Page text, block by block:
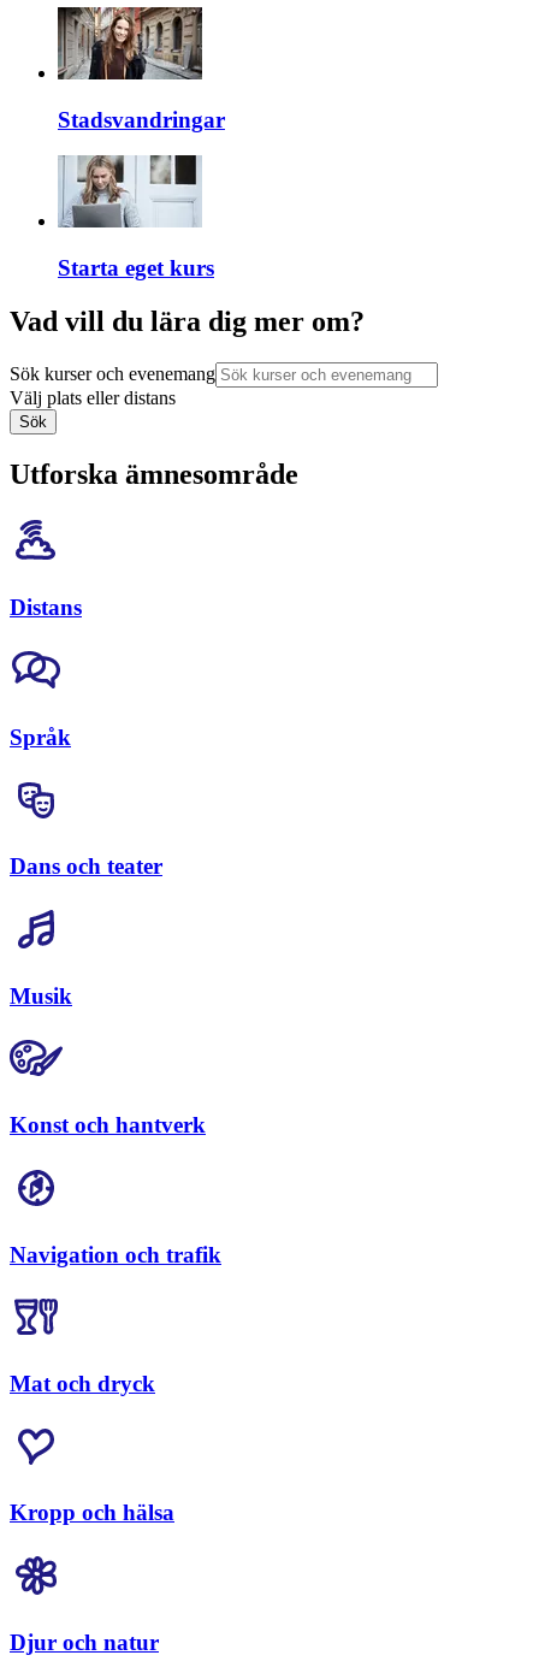
Stadsvandringar
Starta eget kurs
Vad vill du lära dig mer om?
Sök kurser och evenemang
Välj plats eller distans
Sök
Utforska ämnesområde
Distans
Språk
Dans och teater
Musik
Konst och hantverk
Navigation och trafik
Mat och dryck
Kropp och hälsa
Djur och natur